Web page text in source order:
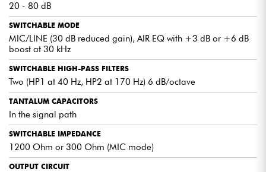
20 - 80 dB
SWITCHABLE MODE
MIC/LINE (30 dB reduced gain), AIR EQ with +3 dB or +6 dB
boost at 30 kHz
SWITCHABLE HIGH-PASS FILTERS
Two (HP1 at 40 Hz, HP2 at 170 Hz) 6 dB/octave
TANTALUM CAPACITORS
In the signal path
SWITCHABLE IMPEDANCE
1200 Ohm or 300 Ohm (MIC mode)
OUTPUT CIRCUIT